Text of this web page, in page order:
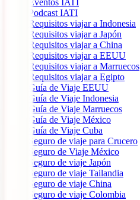
Podcast IATI
Requisitos viajar a Indonesia
Requisitos viajar a Japón
Requisitos viajar a China
Requisitos viajar a EEUU
Requisitos viajar a Marruecos
Requisitos viajar a Egipto
Guía de Viaje EEUU
Guía de Viaje Indonesia
Guía de Viaje Marruecos
Guía de Viaje México
Guía de Viaje Cuba
Seguro de viaje para Crucero
Seguro de Viaje México
Seguro de viaje Japón
Seguro de viaje Tailandia
Seguro de viaje China
Seguro de viaje Colombia